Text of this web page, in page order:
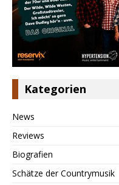
Kategorien
News
Reviews
Biografien
Schätze der Countrymusik